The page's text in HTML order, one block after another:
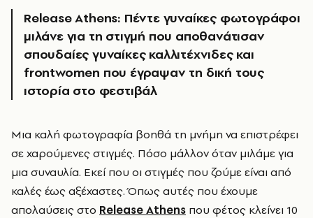
Release Athens: Πέντε γυναίκες φωτογράφοι
μιλάνε για τη στιγμή που αποθανάτισαν
σπουδαίες γυναίκες καλλιτέχνιδες και
frontwomen που έγραψαν τη δική τους
ιστορία στο φεστιβάλ
Μια καλή φωτογραφία βοηθά τη μνήμη να επιστρέφει
σε χαρούμενες στιγμές. Πόσο μάλλον όταν μιλάμε για
μια συναυλία. Εκεί που οι στιγμές που ζούμε είναι από
καλές έως αξέχαστες. Όπως αυτές που έχουμε
απολαύσεις στο Release Athens που φέτος κλείνει 10